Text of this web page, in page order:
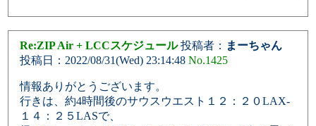
Re:ZIP Air + LCCスケジュール投稿者： まーちゃん
投稿日：2022/08/31(Wed) 23:14:48 No.1425
情報ありがとうございます。
行きは、約4時間後のサウスウエスト１２：２０LAX-
１４：２５LASで、